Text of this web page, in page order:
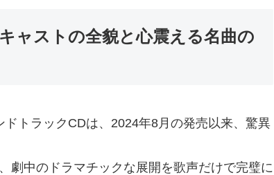
ャストの全貌と心震える名曲の
トラックCDは、2024年8月の発売以来、驚異
劇中のドラマチックな展開を歌声だけで完璧に